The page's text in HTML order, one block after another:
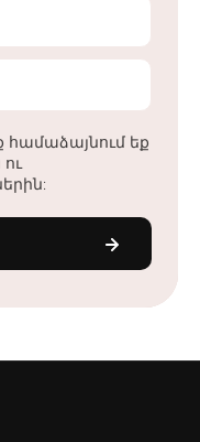
համաձայնում եք